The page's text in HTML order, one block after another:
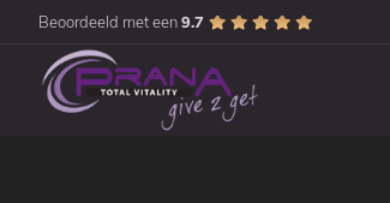
Beoordeeld met een9.7